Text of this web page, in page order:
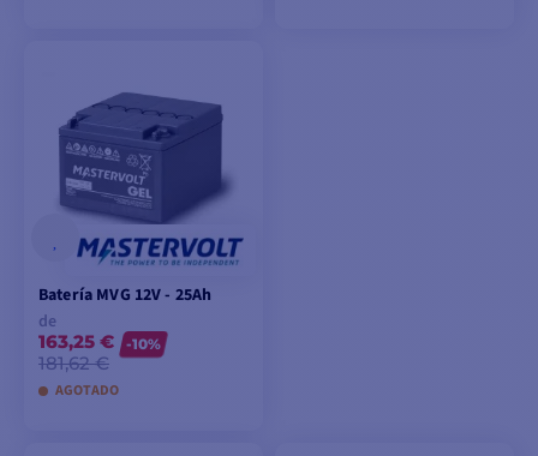
Batería MVG 12V - 25Ah
de
163,25 €
181,62 €
-10%
AGOTADO